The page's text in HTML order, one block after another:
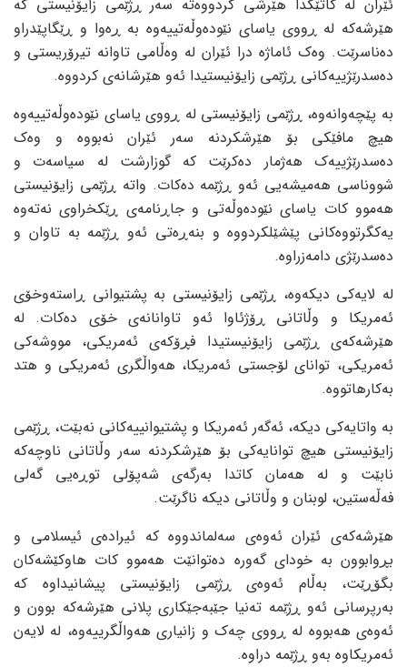
ئێران لە کاتێکدا هێرشی کردووەتە سەر ڕژێمی زایۆنیستی کە
هێرشەکە لە ڕووی یاسای نێودەوڵەتییەوە بە ڕەوا و ڕێگاپێدراو
دەناسرێت. وەک ئاماژە درا ئێران لە وەڵامی تاوانە تیرۆریستی و
دەسدرێژییەکانی ڕژێمی زایۆنیستیدا ئەو هێرشانەی کردووە.
بە پێچەوانەوە، ڕژێمی زایۆنیستی لە ڕووی یاسای نێودەوڵەتییەوە
هیچ مافێکی بۆ هێرشکردنە سەر ئێران نەبووە و وەک
دەسدرێژییەک هەژمار دەکرێت کە گوزارشت لە سیاسەت و
شووناسی هەمیشەیی ئەو ڕژێمە دەکات. واتە ڕژێمی زایۆنیستی
هەموو کات یاسای نێودەوڵەتی و جاڕنامەی ڕێکخراوی نەتەوە
یەکگرتووەکانی پێشێلکردووە و بنەڕەتی ئەو ڕژێمە بە تاوان و
دەسدرێژی دامەزراوە.
لە لایەکی دیکەوە، ڕژێمی زایۆنیستی بە پشتیوانی ڕاستەوخۆی
ئەمریکا و وڵاتانی ڕۆژئاوا ئەو تاوانانەی خۆی دەکات. لە
هێرشەکەی ڕژێمی زایۆنیستیدا فڕۆکەی ئەمریکی، مووشەکی
ئەمریکی، توانای لۆجستی ئەمریکا، هەواڵگری ئەمریکی و هتد
بەکارهاتووە.
بە واتایەکی دیکە، ئەگەر ئەمریکا و پشتیوانییەکانی نەبێت، ڕژێمی
زایۆنیستی هیچ توانایەکی بۆ هێرشکردنە سەر وڵاتانی ناوچەکە
نابێت و لە هەمان کاتدا بەرگەی شەپۆلی توڕەیی گەلی
فەڵەستین، لوبنان و وڵاتانی دیکە ناگرێت.
هێرشەکەی ئێران ئەوەی سەلماندووە کە ئیرادەی ئیسلامی و
بڕوابوون بە خودای گەورە دەتوانێت هەموو کات هاوکێشەکان
بگۆڕێت، بەڵام ئەوەی ڕژێمی زایۆنیستی پیشانیداوە کە
بەرپرسانی ئەو ڕژێمە تەنیا جێبەجێکاری پلانی هێرشەکە بوون و
ئەوەی هەبووە لە ڕووی چەک و زانیاری هەواڵگرییەوە، لە لایەن
ئەمریکاوە بەو ڕژێمە دراوە.